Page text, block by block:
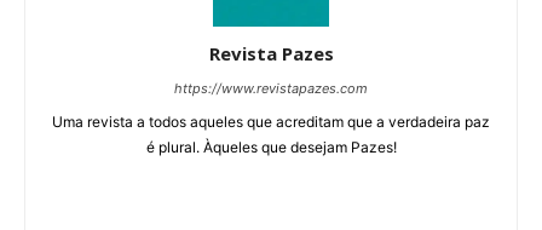
Revista Pazes
https://www.revistapazes.com
Uma revista a todos aqueles que acreditam que a verdadeira paz
é plural. Àqueles que desejam Pazes!